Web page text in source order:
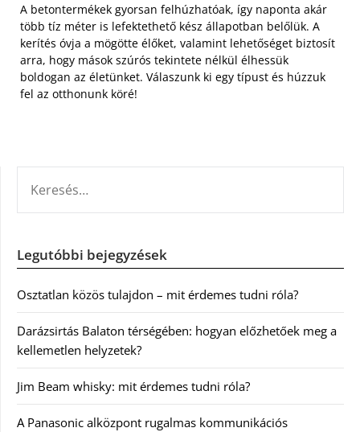
A betontermékek gyorsan felhúzhatóak, így naponta akár
több tíz méter is lefektethető kész állapotban belőlük. A
kerítés óvja a mögötte élőket, valamint lehetőséget biztosít
arra, hogy mások szúrós tekintete nélkül élhessük
boldogan az életünket. Válaszunk ki egy típust és húzzuk
fel az otthonunk köré!
Legutóbbi bejegyzések
Osztatlan közös tulajdon – mit érdemes tudni róla?
Darázsirtás Balaton térségében: hogyan előzhetőek meg a
kellemetlen helyzetek?
Jim Beam whisky: mit érdemes tudni róla?
A Panasonic alközpont rugalmas kommunikációs